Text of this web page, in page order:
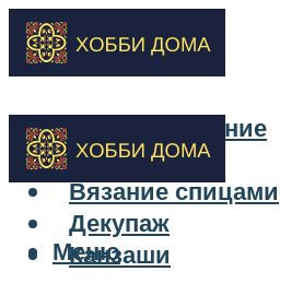
Бисероплетение
Вышивка
Вязание спицами
Декупаж
Канзаши
Меню